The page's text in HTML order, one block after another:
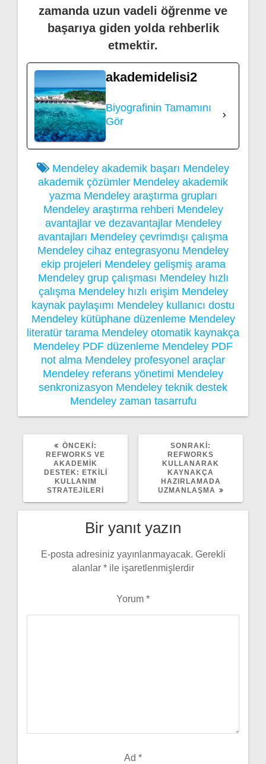
zamanda uzun vadeli öğrenme ve
başarıya giden yolda rehberlik
etmektir.
akademidelisi2
Biyografinin Tamamını
Gör
Mendeley akademik başarı Mendeley
akademik çözümler Mendeley akademik
yazma Mendeley araştırma grupları
Mendeley araştırma rehberi Mendeley
avantajlar ve dezavantajlar Mendeley
avantajları Mendeley çevrimdışı çalışma
Mendeley cihaz entegrasyonu Mendeley
ekip projeleri Mendeley gelişmiş arama
Mendeley grup çalışması Mendeley hızlı
çalışma Mendeley hızlı erişim Mendeley
kaynak paylaşımı Mendeley kullanıcı dostu
Mendeley kütüphane düzenleme Mendeley
literatür tarama Mendeley otomatik kaynakça
Mendeley PDF düzenleme Mendeley PDF
not alma Mendeley profesyonel araçlar
Mendeley referans yönetimi Mendeley
senkronizasyon Mendeley teknik destek
Mendeley zaman tasarrufu
ÖNCEKI:
YAZI:
REFWORKS VE
AKADEMIK
DESTEK: ETKILI
KULLANIM
STRATEJILERI
SONRAKI:
YAZI:
REFWORKS
KULLANARAK
KAYNAKÇA
HAZIRLAMADA
UZMANLAŞMA
Bir yanıt yazın
E-posta adresiniz yayınlanmayacak. Gerekli
alanlar * ile işaretlenmişlerdir
Yorum *
Ad *